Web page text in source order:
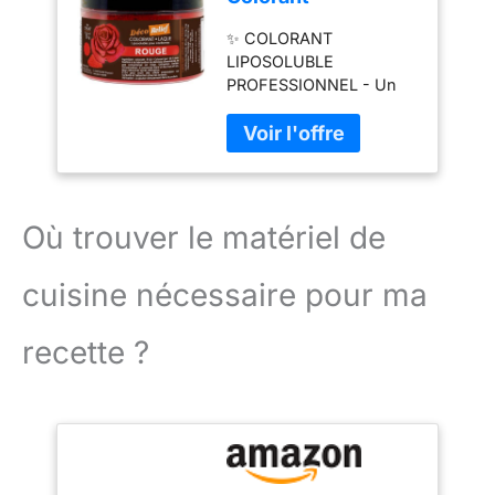
ouverture : 12 mois.
Après ouverture : 2 mois.
A conserver entre 22°C
et 24°C. le produit peut
être plus dense. À
pas congeler.
ce que la distribution
puisse être contrôlée très
précisément, que le
dosage soit facile et que
le bouchon reste propre.
pourquoi ne pas faire un
fois ? FunCakes est
spécialisé dans les
pâtisserie autant que
vous et sommes
toujours à la recherche
20 g - Colorant
Liposoluble en
Poudre - Ingrédient
Cuisine &
Pâtisserie - Pour
Crèmes au Beurre,
Chocolat, Pâtes
Ganaches - CH647
✨ COLORANT
LIPOSOLUBLE
PROFESSIONNEL - Un
laqu頻 liposoluble pour
colorer vos préparations
d’un joli rouge intense.
idéal pour la coloration
de vos crèmes au beurre,
d’amande, ganaches et
autres préparations
en fait un ingrédient de
choix en chocolaterie ou
Où trouver le matériel de
cuisine nécessaire pour ma
recette ?